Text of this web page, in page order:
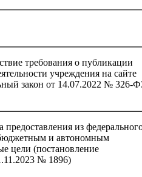
требования о публикации
учреждения на сайте
закон от 14.07.2022 № 326-
из
и автономным
цели (постановление
№ 1896)